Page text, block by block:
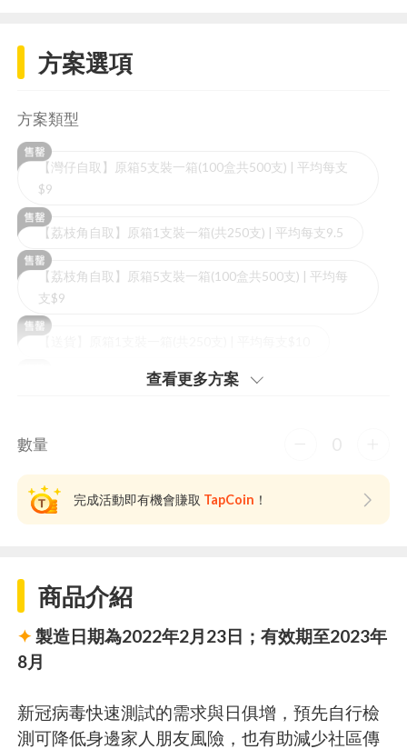
方案選項
方案類型
【灣仔自取】原箱5支裝一箱(100盒共500支) | 平均每支
$9
【荔枝角自取】原箱1支裝一箱(共250支) | 平均每支9.5
【荔枝角自取】原箱5支裝一箱(100盒共500支) | 平均每
支$9
【送貨】原箱5支裝一箱(100盒共500支) | 平均每支$9.5
查看更多⽅案
數量 0
完成活動即有機會賺取 TapCoin ！
商品介紹
✦製造日期為2022年2月23日；有效期至2023年
8月
新冠病毒快速測試的需求與日俱增，預先自行檢
測可降低身邊家人朋友風險，也有助減少社區傳